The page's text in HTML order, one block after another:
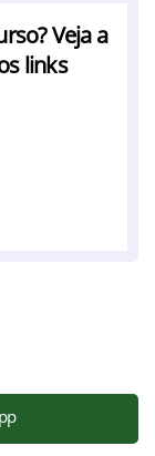
Veja a
links